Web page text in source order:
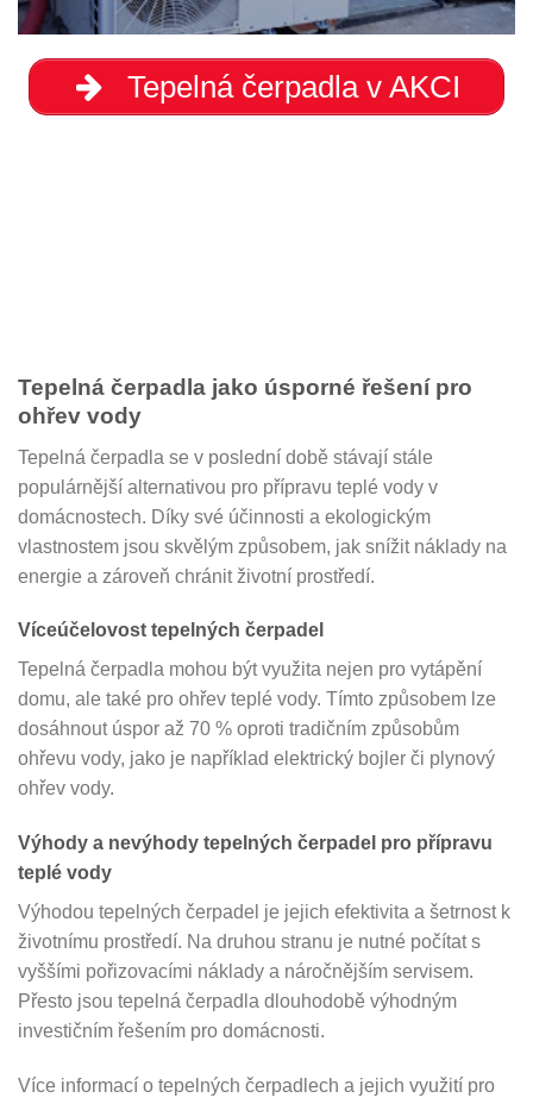
Tepelná čerpadla v AKCI
Tepelná čerpadla jako úsporné řešení pro
ohřev vody
Tepelná čerpadla se v poslední době stávají stále
populárnější alternativou pro přípravu teplé vody v
domácnostech. Díky své účinnosti a ekologickým
vlastnostem jsou skvělým způsobem, jak snížit náklady na
energie a zároveň chránit životní prostředí.
Víceúčelovost tepelných čerpadel
Tepelná čerpadla mohou být využita nejen pro vytápění
domu, ale také pro ohřev teplé vody. Tímto způsobem lze
dosáhnout úspor až 70 % oproti tradičním způsobům
ohřevu vody, jako je například elektrický bojler či plynový
ohřev vody.
Výhody a nevýhody tepelných čerpadel pro přípravu
teplé vody
Výhodou tepelných čerpadel je jejich efektivita a šetrnost k
životnímu prostředí. Na druhou stranu je nutné počítat s
vyššími pořizovacími náklady a náročnějším servisem.
Přesto jsou tepelná čerpadla dlouhodobě výhodným
investičním řešením pro domácnosti.
Více informací o tepelných čerpadlech a jejich využití pro